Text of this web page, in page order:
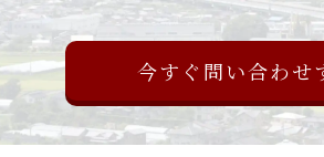
今すぐ問い合わせ